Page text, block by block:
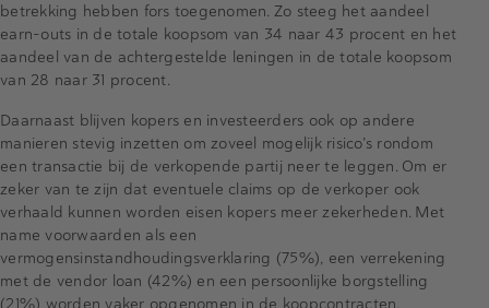
betrekking hebben fors toegenomen. Zo steeg het aandeel
earn-outs in de totale koopsom van 34 naar 43 procent en het
aandeel van de achtergestelde leningen in de totale koopsom
van 28 naar 31 procent.
Daarnaast blijven kopers en investeerders ook op andere
manieren stevig inzetten om zoveel mogelijk risico’s rondom
een transactie bij de verkopende partij neer te leggen. Om er
zeker van te zijn dat eventuele claims op de verkoper ook
verhaald kunnen worden eisen kopers meer zekerheden. Met
name voorwaarden als een
vermogensinstandhoudingsverklaring (75%), een verrekening
met de vendor loan (42%) en een persoonlijke borgstelling